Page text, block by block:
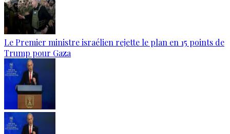
Le Premier ministre israélien rejette le plan en 15 points de
Trump pour Gaza